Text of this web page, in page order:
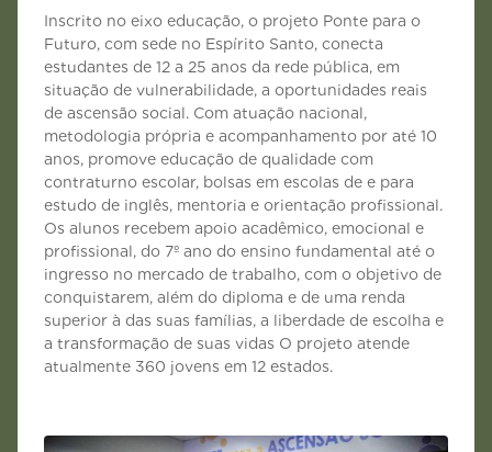
Inscrito no eixo educação, o projeto Ponte para o
Futuro, com sede no Espírito Santo, conecta
estudantes de 12 a 25 anos da rede pública, em
situação de vulnerabilidade, a oportunidades reais
de ascensão social. Com atuação nacional,
metodologia própria e acompanhamento por até 10
anos, promove educação de qualidade com
contraturno escolar, bolsas em escolas de e para
estudo de inglês, mentoria e orientação profissional.
Os alunos recebem apoio acadêmico, emocional e
profissional, do 7º ano do ensino fundamental até o
ingresso no mercado de trabalho, com o objetivo de
conquistarem, além do diploma e de uma renda
superior à das suas famílias, a liberdade de escolha e
a transformação de suas vidas O projeto atende
atualmente 360 jovens em 12 estados.